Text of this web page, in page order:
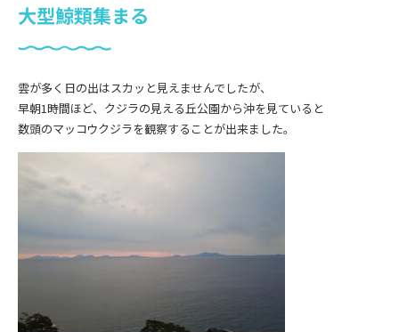
大型鯨類集まる
雲が多く日の出はスカッと見えませんでしたが、
早朝1時間ほど、クジラの見える丘公園から沖を見ていると
数頭のマッコウクジラを観察することが出来ました。